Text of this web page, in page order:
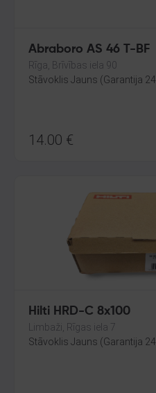
Abraboro AS 46 T-BF
Rīga, Brīvības iela 90
Stāvoklis Jauns (Garantija
14.00 €
Hilti HRD-C 8x100
Limbaži, Rīgas iela 7
Stāvoklis Jauns (Garantija